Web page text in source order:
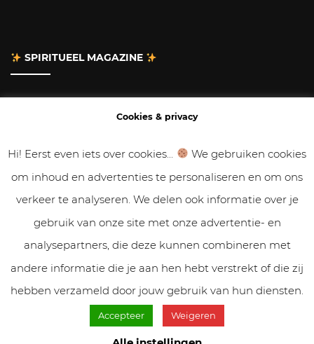
SPIRITUEEL MAGAZINE
Gastbloggen
Samenwerken
Cookies & Privacy
© VolleMaanKalender.nl 2019 - 2025 // NadiZoetebier.nl //
Cookiebeleid & privacy
Cookies & privacy
Hi! Eerst even iets over cookies...
We gebruiken cookies
om inhoud en advertenties te personaliseren en om ons
verkeer te analyseren. We delen ook informatie over je
gebruik van onze site met onze advertentie- en
analysepartners, die deze kunnen combineren met
andere informatie die je aan hen hebt verstrekt of die zij
hebben verzameld door jouw gebruik van hun diensten.
Accepteer Weigeren